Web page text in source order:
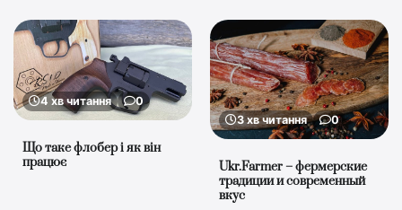
4 хв читання 0
Що таке флобер і як він
працює
3 хв читання 0
Ukr.Farmer – фермерские
традиции и современный
вкус